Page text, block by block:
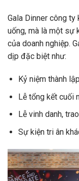
Gala Dinner công
uống, mà là một sự
của doanh nghiệp.
dịp đặc biệt như:
Kỷ niệm thành
Lễ tổng kết cuối
Lễ vinh danh,
Sự kiện tri ân